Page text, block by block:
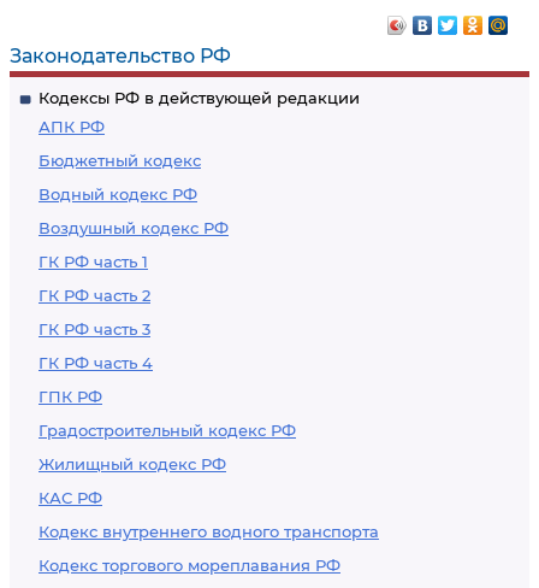
Законодательство РФ
Кодексы РФ в действующей редакции
АПК РФ
Бюджетный кодекс
Водный кодекс РФ
Воздушный кодекс РФ
ГК РФ часть 1
ГК РФ часть 2
ГК РФ часть 3
ГК РФ часть 4
ГПК РФ
Градостроительный кодекс РФ
Жилищный кодекс РФ
КАС РФ
Кодекс внутреннего водного транспорта
Кодекс торгового мореплавания РФ